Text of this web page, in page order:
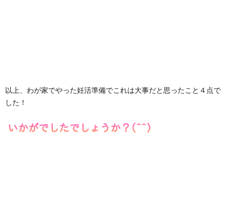
以上、わが家でやった妊活準備でこれは大事だと思ったこと４点で
した！